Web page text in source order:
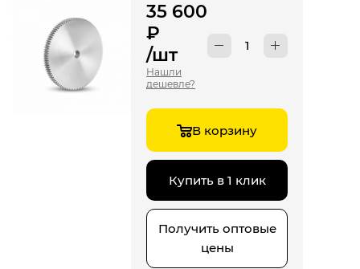
35 600
₽
/шт
Нашли
дешевле?
В корзину
Купить в 1 клик
Получить оптовые
цены